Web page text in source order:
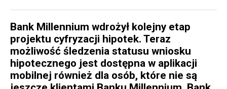
Bank Millennium wdrożył kolejny etap
projektu cyfryzacji hipotek. Teraz
możliwość śledzenia statusu wniosku
hipotecznego jest dostępna w aplikacji
mobilnej również dla osób, które nie są